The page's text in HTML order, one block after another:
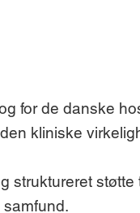
for de danske
kliniske
struktureret